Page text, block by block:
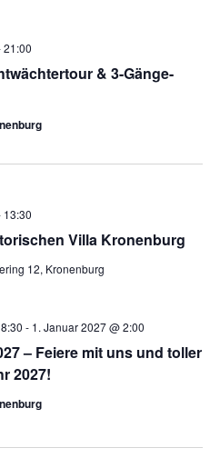
& 3-Gänge-
21:00
Villa Kronenburg
13:30
12, Kronenburg
– Feiere mit uns und toller
2027!
- 1. Januar 2027 @ 2:00